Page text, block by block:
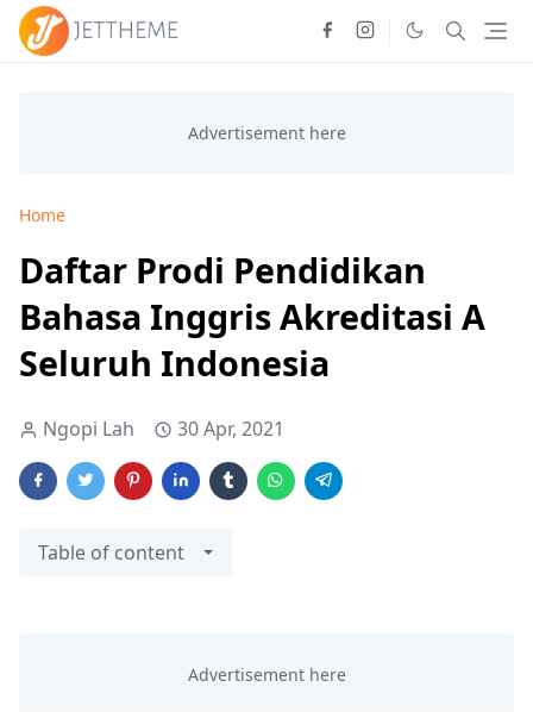
Home
Daftar Prodi Pendidikan
Bahasa Inggris Akreditasi A
Seluruh Indonesia
Ngopi Lah 30 Apr, 2021
Table of content